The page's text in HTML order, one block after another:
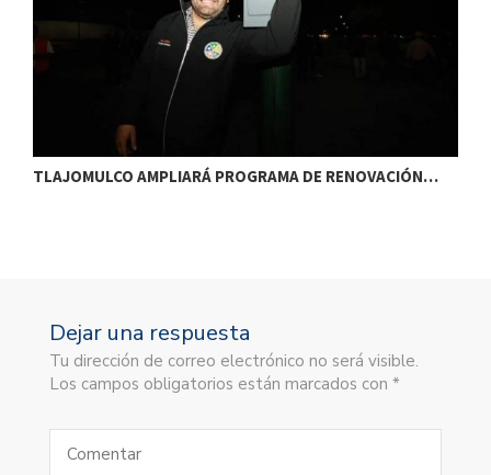
TLAJOMULCO AMPLIARÁ PROGRAMA DE RENOVACIÓN…
Dejar una respuesta
Tu dirección de correo electrónico no será visible.
Los campos obligatorios están marcados con *